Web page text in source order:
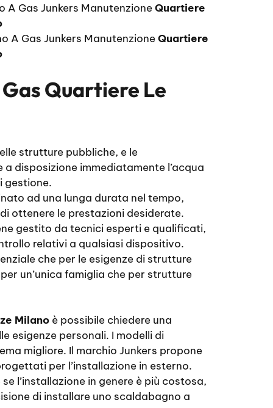
A Gas Junkers ManutenzioneQuartiere
A Gas Junkers ManutenzioneQuartiere
Quartiere Le
strutture pubbliche, e le
disposizione immediatamente l’acqua
gestione.
ad una lunga durata nel tempo,
ottenere le prestazioni desiderate.
gestito da tecnici esperti e qualificati,
relativi a qualsiasi dispositivo.
che per le esigenze di strutture
un’unica famiglia che per strutture
Milano è possibile chiedere una
esigenze personali. I modelli di
migliore. Il marchio Junkers propone
per l’installazione in esterno.
l’installazione in genere è più costosa,
di installare uno scaldabagno a